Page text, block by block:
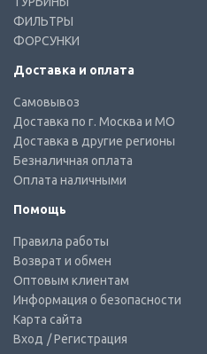
ФИЛЬТРЫ
ФОРСУНКИ
Доставка и оплата
Самовывоз
Доставка по г. Москва и МО
Доставка в другие регионы
Безналичная оплата
Оплата наличными
Помощь
Правила работы
Возврат и обмен
Оптовым клиентам
Информация о безопасности
Карта сайта
Вход / Регистрация